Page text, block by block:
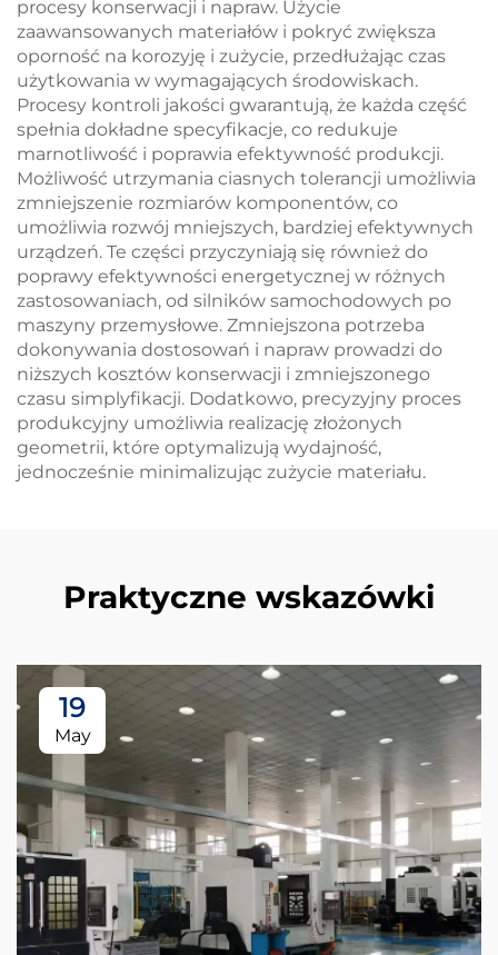
procesy konserwacji i napraw. Użycie
zaawansowanych materiałów i pokryć zwiększa
oporność na korozyję i zużycie, przedłużając czas
użytkowania w wymagających środowiskach.
Procesy kontroli jakości gwarantują, że każda część
spełnia dokładne specyfikacje, co redukuje
marnotliwość i poprawia efektywność produkcji.
Możliwość utrzymania ciasnych tolerancji umożliwia
zmniejszenie rozmiarów komponentów, co
umożliwia rozwój mniejszych, bardziej efektywnych
urządzeń. Te części przyczyniają się również do
poprawy efektywności energetycznej w różnych
zastosowaniach, od silników samochodowych po
maszyny przemysłowe. Zmniejszona potrzeba
dokonywania dostosowań i napraw prowadzi do
niższych kosztów konserwacji i zmniejszonego
czasu simplyfikacji. Dodatkowo, precyzyjny proces
produkcyjny umożliwia realizację złożonych
geometrii, które optymalizują wydajność,
jednocześnie minimalizując zużycie materiału.
Praktyczne wskazówki
19
May